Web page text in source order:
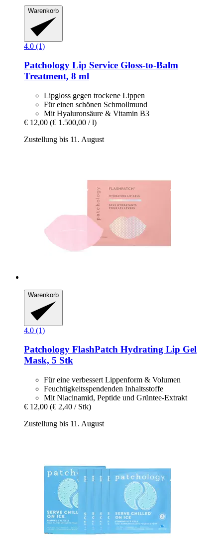
Warenkorb
4.0 (1)
Patchology Lip Service Gloss-​to-​Balm
Treatment, 8 ml
Lipgloss gegen trockene Lippen
Für einen schönen Schmollmund
Mit Hyaluronsäure & Vitamin B3
€ 12,00 (€ 1.500,00 / l)
Zustellung bis 11. August
Warenkorb
4.0 (1)
Patchology FlashPatch Hydrating Lip Gel
Mask, 5 Stk
Für eine verbessert Lippenform & Volumen
Feuchtigkeitsspendenden Inhaltsstoffe
Mit Niacinamid, Peptide und Grüntee-Extrakt
€ 12,00 (€ 2,40 / Stk)
Zustellung bis 11. August